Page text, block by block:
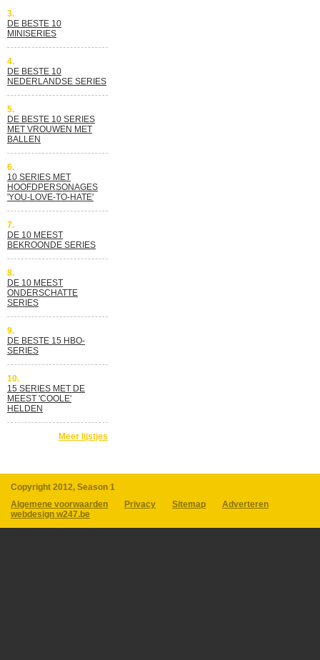
3.
DE BESTE 10
MINISERIES
4.
DE BESTE 10
NEDERLANDSE SERIES
5.
DE BESTE 10 SERIES
MET VROUWEN MET
BALLEN
6.
10 SERIES MET
HOOFDPERSONAGES
'YOU-LOVE-TO-HATE'
7.
DE 10 MEEST
BEKROONDE SERIES
8.
DE 10 MEEST
ONDERSCHATTE
SERIES
9.
DE BESTE 15 HBO-
SERIES
10.
15 SERIES MET DE
MEEST 'COOLE'
HELDEN
Meer lijstjes
Copyright 2012, Season 1
Algemene voorwaarden
Privacy Sitemap
Adverteren
webdesign w247.be